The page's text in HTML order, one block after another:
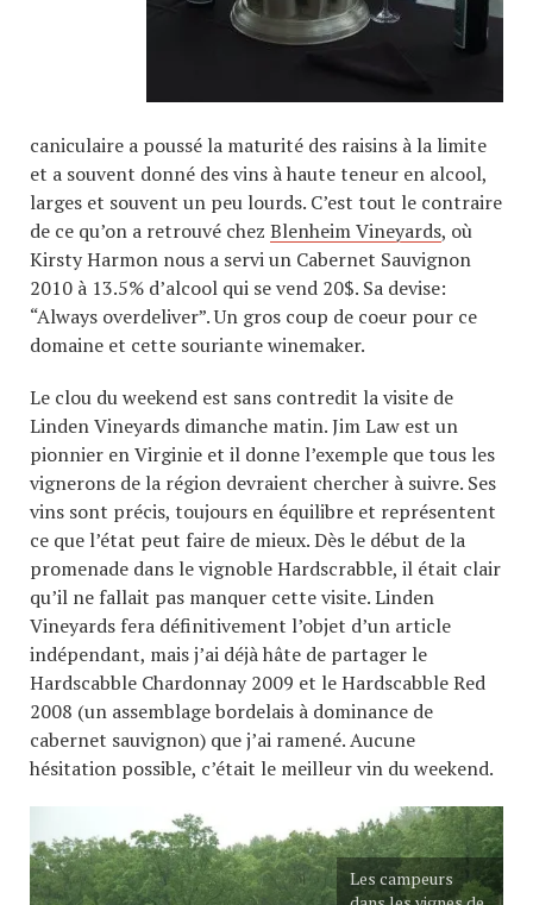
caniculaire a poussé la maturité des raisins à la limite
et a souvent donné des vins à haute teneur en alcool,
larges et souvent un peu lourds. C’est tout le contraire
de ce qu’on a retrouvé chez Blenheim Vineyards, où
Kirsty Harmon nous a servi un Cabernet Sauvignon
2010 à 13.5% d’alcool qui se vend 20$. Sa devise:
“Always overdeliver”. Un gros coup de coeur pour ce
domaine et cette souriante winemaker.
Le clou du weekend est sans contredit la visite de
Linden Vineyards dimanche matin. Jim Law est un
pionnier en Virginie et il donne l’exemple que tous les
vignerons de la région devraient chercher à suivre. Ses
vins sont précis, toujours en équilibre et représentent
ce que l’état peut faire de mieux. Dès le début de la
promenade dans le vignoble Hardscrabble, il était clair
qu’il ne fallait pas manquer cette visite. Linden
Vineyards fera définitivement l’objet d’un article
indépendant, mais j’ai déjà hâte de partager le
Hardscabble Chardonnay 2009 et le Hardscabble Red
2008 (un assemblage bordelais à dominance de
cabernet sauvignon) que j’ai ramené. Aucune
hésitation possible, c’était le meilleur vin du weekend.
Les campeurs